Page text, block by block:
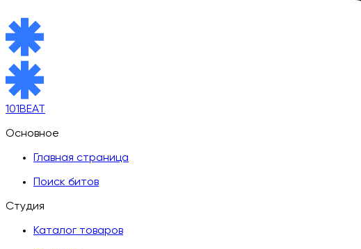
101BEAT
Основное
Главная страница
Поиск битов
Студия
Каталог товаров